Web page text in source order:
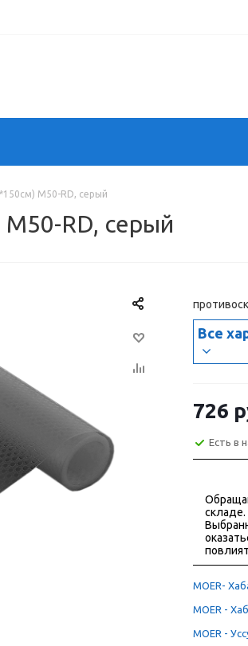
М50-RD, cерый
М50-RD, cерый
Все
726
Есть в
складе.
MOER-
MOER -
MOER -